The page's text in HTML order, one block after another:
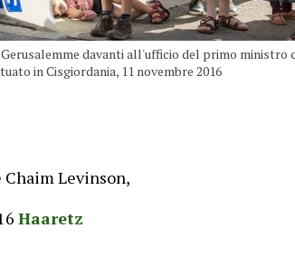
davanti all'ufficio del primo ministro
in Cisgiordania, 11 novembre 2016
Chaim Levinson,
Haaretz